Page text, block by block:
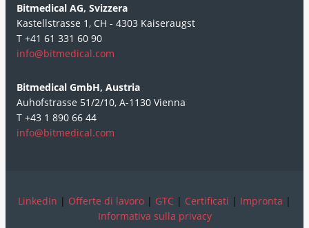
Bitmedical AG, Svizzera
Kastellstrasse 1, CH - 4303 Kaiseraugst
T +41 61 331 60 90
info@bitmedical.com
Bitmedical GmbH, Austria
Auhofstrasse 51/2/10, A-1130 Vienna
T +43 1 890 66 44
info@bitmedical.com
LinkedIn | Offerte di lavoro | GTC | Certificati | Impronta |
Informativa sulla privacy